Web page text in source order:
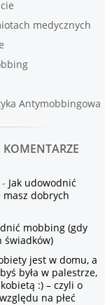
medycznych
Antymobbingowa
- Jak udowodnić
dobrych
mobbing (gdy
świadków)
jest w domu, a
była w palestrze,
:) – czyli o
na płeć